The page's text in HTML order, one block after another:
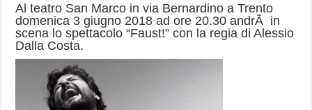
Al teatro San Marco in via Bernardino a Trento
domenica 3 giugno 2018 ad ore 20.30 andrÃ in
scena lo spettacolo “Faust!” con la regia di Alessio
Dalla Costa.